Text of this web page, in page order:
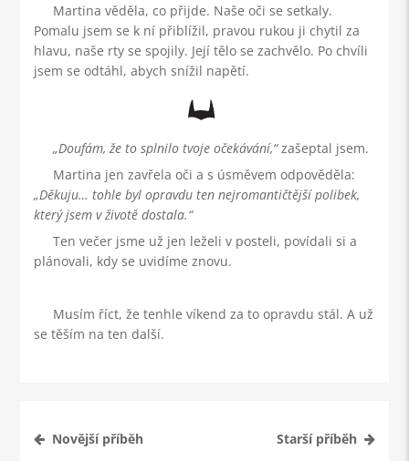
Martina věděla, co přijde. Naše oči se setkaly.
Pomalu jsem se k ní přiblížil, pravou rukou ji chytil za
hlavu, naše rty se spojily. Její tělo se zachvělo. Po chvíli
jsem se odtáhl, abych snížil napětí.
Doufám, že to splnilo tvoje očekávání, zašeptal jsem.
Martina jen zavřela oči a s úsměvem odpověděla:
Děkuju… tohle byl opravdu ten nejromantičtější polibek,
který jsem v životě dostala.
Ten večer jsme už jen leželi v posteli, povídali si a
plánovali, kdy se uvidíme znovu.
Musím říct, že tenhle víkend za to opravdu stál. A už
se těším na ten další.
Novější příběh Starší příběh